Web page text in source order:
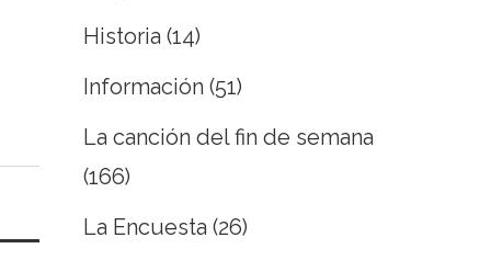
Historia (14)
Información (51)
La canción del fin de semana
(166)
La Encuesta (26)